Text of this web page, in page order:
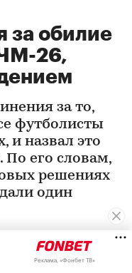
за обилие
ЧМ-26,
за то,
футболисты
и назвал это
его словам,
решениях
один
Реклама, «Фонбет ТВ»